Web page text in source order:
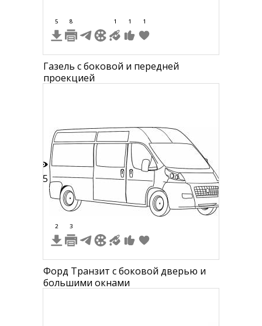
5 8 1 1 1
Газель с боковой и передней
проекцией
15
2 3
Форд Транзит с боковой дверью и
большими окнами